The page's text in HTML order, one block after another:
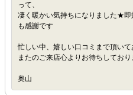
って、
凄く暖かい気持ちになりました★
も感謝です
忙しい中、嬉しい口コミまで頂い
またのご来店心よりお待ちしており
奥山